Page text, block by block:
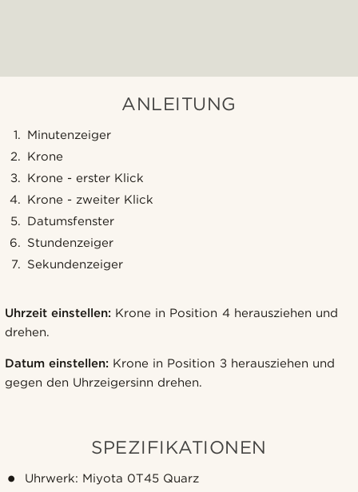
ANLEITUNG
Minutenzeiger
Krone
Krone - erster Klick
Krone - zweiter Klick
Datumsfenster
Stundenzeiger
Sekundenzeiger
Uhrzeit einstellen: Krone in Position 4 herausziehen und
drehen.
Datum einstellen: Krone in Position 3 herausziehen und
gegen den Uhrzeigersinn drehen.
SPEZIFIKATIONEN
Uhrwerk: Miyota 0T45 Quarz